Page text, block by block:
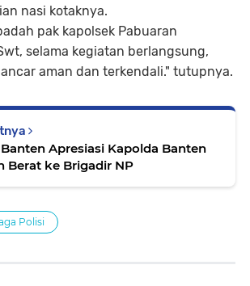
nasi kotaknya.
pak kapolsek Pabuaran
selama kegiatan berlangsung,
aman dan terkendali." tutupnya.
Apresiasi Kapolda Banten
Berat ke Brigadir NP
Polisi